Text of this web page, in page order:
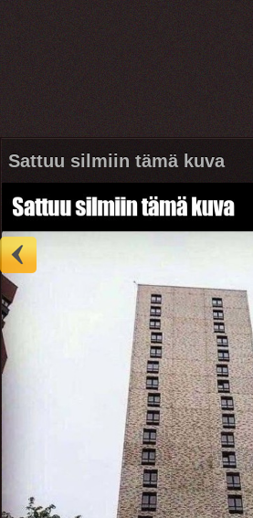
Sattuu silmiin tämä kuva